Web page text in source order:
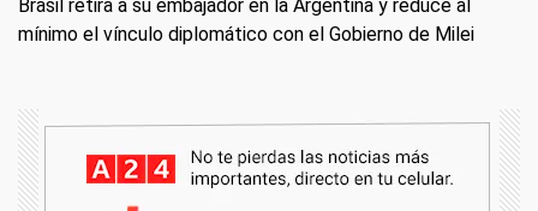
Brasil retira a su embajador en la Argentina y reduce al
mínimo el vínculo diplomático con el Gobierno de Milei